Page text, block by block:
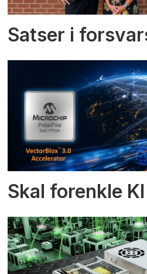
Satser i
Skal forenkle